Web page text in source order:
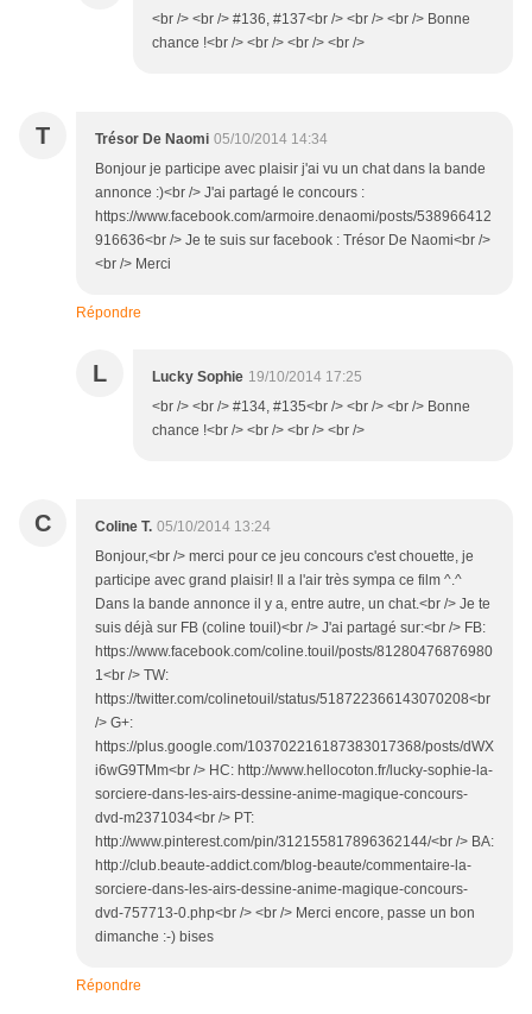
<br /> <br /> #136, #137<br /> <br /> <br /> Bonne
chance !<br /> <br /> <br /> <br />
T Trésor De Naomi 05/10/2014 14:34
Bonjour je participe avec plaisir j'ai vu un chat dans la bande
annonce :)<br /> J'ai partagé le concours :
https://www.facebook.com/armoire.denaomi/posts/538966412
916636<br /> Je te suis sur facebook : Trésor De Naomi<br />
<br /> Merci
Répondre
L Lucky Sophie 19/10/2014 17:25
<br /> <br /> #134, #135<br /> <br /> <br /> Bonne
chance !<br /> <br /> <br /> <br />
C Coline T. 05/10/2014 13:24
Bonjour,<br /> merci pour ce jeu concours c'est chouette, je
participe avec grand plaisir! Il a l'air très sympa ce film ^.^
Dans la bande annonce il y a, entre autre, un chat.<br /> Je te
suis déjà sur FB (coline touil)<br /> J'ai partagé sur:<br /> FB:
https://www.facebook.com/coline.touil/posts/81280476876980
1<br /> TW:
https://twitter.com/colinetouil/status/518722366143070208<br
/> G+:
https://plus.google.com/103702216187383017368/posts/dWX
i6wG9TMm<br /> HC: http://www.hellocoton.fr/lucky-sophie-la-
sorciere-dans-les-airs-dessine-anime-magique-concours-
dvd-m2371034<br /> PT:
http://www.pinterest.com/pin/312155817896362144/<br /> BA:
http://club.beaute-addict.com/blog-beaute/commentaire-la-
sorciere-dans-les-airs-dessine-anime-magique-concours-
dvd-757713-0.php<br /> <br /> Merci encore, passe un bon
dimanche :-) bises
Répondre